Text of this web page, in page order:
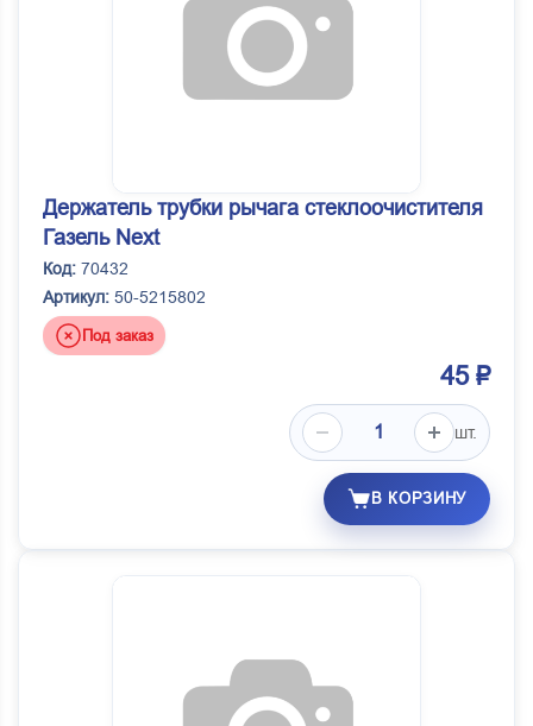
Держатель трубки рычага стеклоочистителя
Газель Next
Код: 70432
Артикул: 50-5215802
Под заказ
45 ₽
шт.
В КОРЗИНУ